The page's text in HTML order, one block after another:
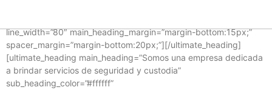
line_width=”80″ main_heading_margin=”margin-bottom:15px;”
spacer_margin=”margin-bottom:20px;”][/ultimate_heading]
[ultimate_heading main_heading=”Somos una empresa dedicada
a brindar servicios de seguridad y custodia”
sub_heading_color=”#ffffff”